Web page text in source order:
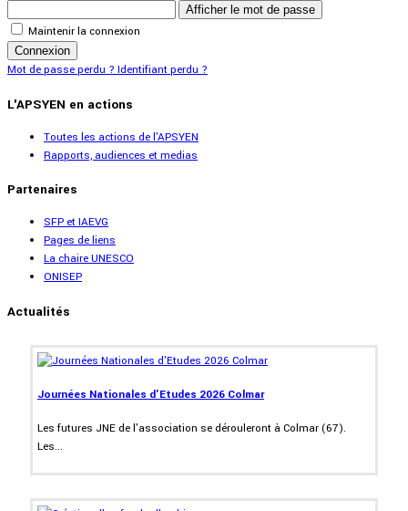
Afficher le mot de passe
Maintenir la connexion
Connexion
Mot de passe perdu ?Identifiant perdu ?
L'APSYEN en actions
Toutes les actions de l'APSYEN
Rapports, audiences et medias
Partenaires
SFP et IAEVG
Pages de liens
La chaire UNESCO
ONISEP
Actualités
Journées Nationales d'Etudes 2026 Colmar
Les futures JNE de l'association se dérouleront à Colmar (67).
Les...